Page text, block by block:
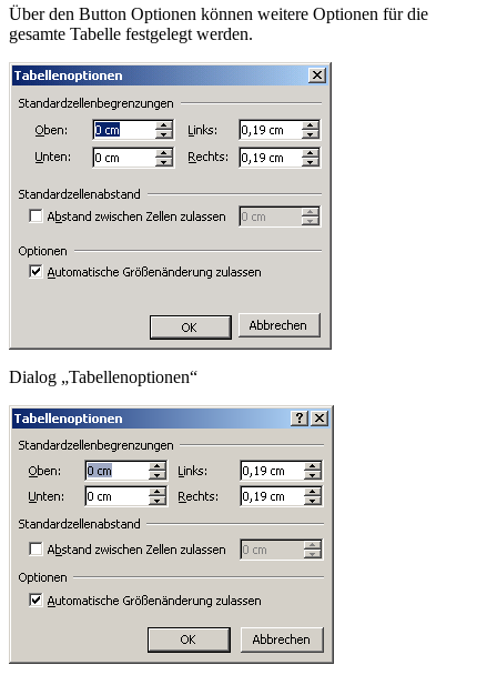
Über den Button Optionen können weitere Optionen für die
gesamte Tabelle festgelegt werden.
Dialog „Tabellenoptionen“